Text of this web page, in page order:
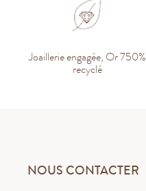
Joaillerie engagée, Or 750%
recyclé
NOUS CONTACTER